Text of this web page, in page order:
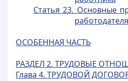
Статья 23. Основные
работодателя
ОСОБЕННАЯ ЧАСТЬ
РАЗДЕЛ 2. ТРУДОВЫЕ
Глава 4. ТРУДОВОЙ